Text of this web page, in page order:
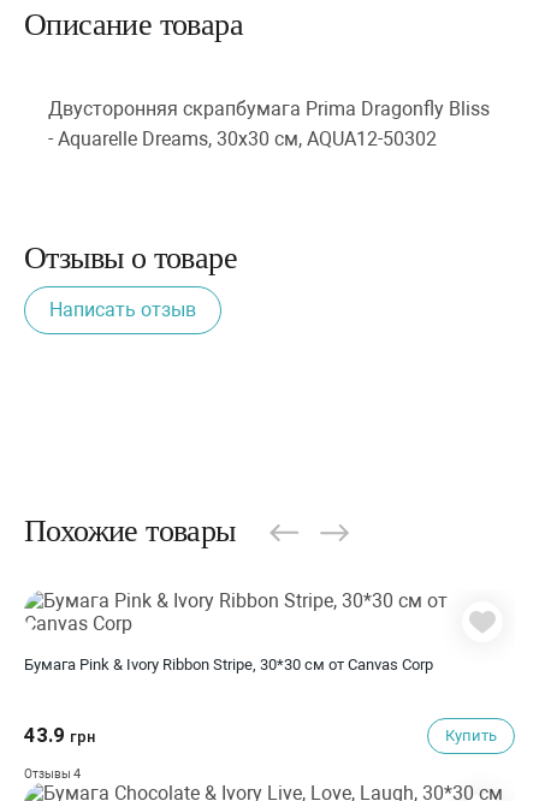
Описание товара
Двусторонняя скрапбумага Prima Dragonfly Bliss
- Aquarelle Dreams, 30х30 см, AQUA12-50302
Отзывы о товаре
Написать отзыв
Похожие товары
Бумага Pink & Ivory Ribbon Stripe, 30*30 см от Canvas Corp
43.9 грн Купить
Отзывы 4